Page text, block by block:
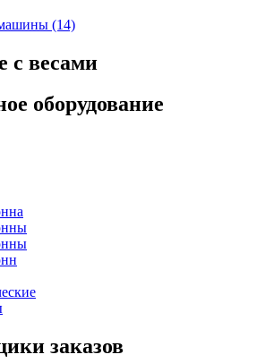
(14)
с весами
оборудование
заказов